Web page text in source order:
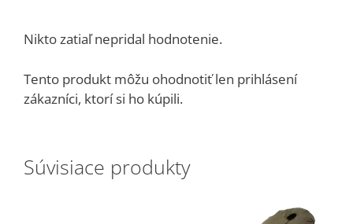
Nikto zatiaľ nepridal hodnotenie.
Tento produkt môžu ohodnotiť len prihlásení
zákazníci, ktorí si ho kúpili.
Súvisiace produkty